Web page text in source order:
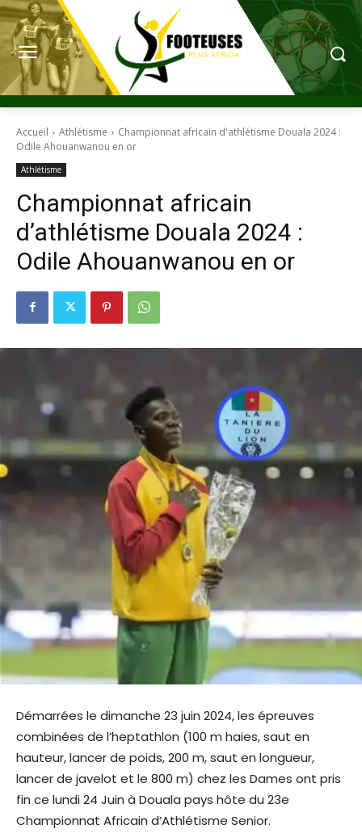
Accueil Athlétisme
Championnat africain d'athlétisme Douala 2024 :
Odile Ahouanwanou en or
Athlétisme
Championnat africain
d’athlétisme Douala 2024 :
Odile Ahouanwanou en or
Démarrées le dimanche 23 juin 2024, les épreuves
combinées de l’heptathlon (100 m haies, saut en
hauteur, lancer de poids, 200 m, saut en longueur,
lancer de javelot et le 800 m) chez les Dames ont pris
fin ce lundi 24 Juin à Douala pays hôte du 23e
Championnat Africain d’Athlétisme Senior.